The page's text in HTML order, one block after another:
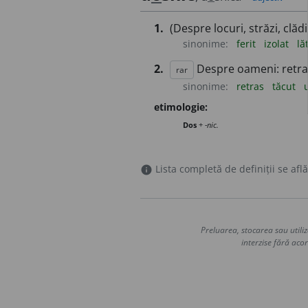
1. (Despre locuri, străzi,
sinonime: ferit izolat
2. rar Despre oameni:
sinonime: retras tăcut
etimologie:
Dos + -nic.
info Lista completă de definiții se
Preluarea, stocarea sau
interzise fără